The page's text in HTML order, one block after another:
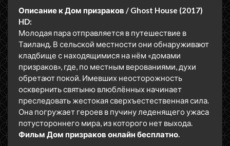
Описание к Дом призраков / Ghost House (2017)
HD:
Молодая пара отправляется в путешествие в
Таиланд. В сельской местности они обнаруживают
кладбище с находящимися на нём «домами
призраков», где, по местным верованиями, духи
обретают покой. Имевших неосторожность
осквернить святыню влюблённых начинает
преследовать жестокая сверхъестественная сила.
Она погружает героев в пучину леденящего ужаса
потустороннего мира, из которого нет выхода.
Фильм Дом призраков онлайн бесплатно.